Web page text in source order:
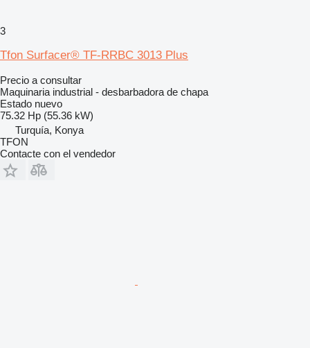
3
Tfon Surfacer® TF-RRBC 3013 Plus
Precio a consultar
Maquinaria industrial - desbarbadora de chapa
Estado nuevo
75.32 Hp (55.36 kW)
Turquía, Konya
TFON
Contacte con el vendedor